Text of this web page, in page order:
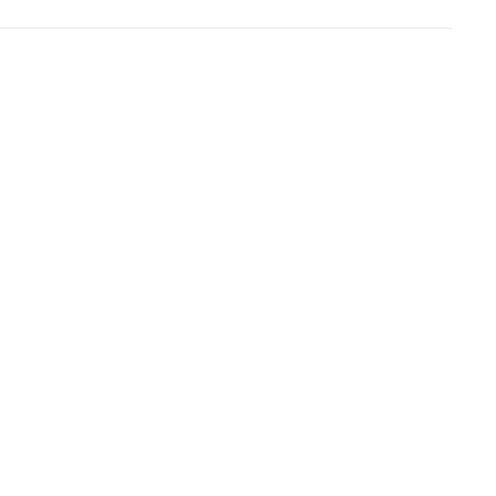
для данного аромата использован не флакон, а
бомба. А ведь изнутри ее переполняют тайны,